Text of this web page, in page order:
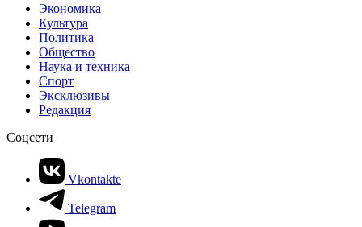
Экономика
Культура
Политика
Общество
Наука и техника
Спорт
Эксклюзивы
Редакция
Соцсети
Vkontakte
Telegram